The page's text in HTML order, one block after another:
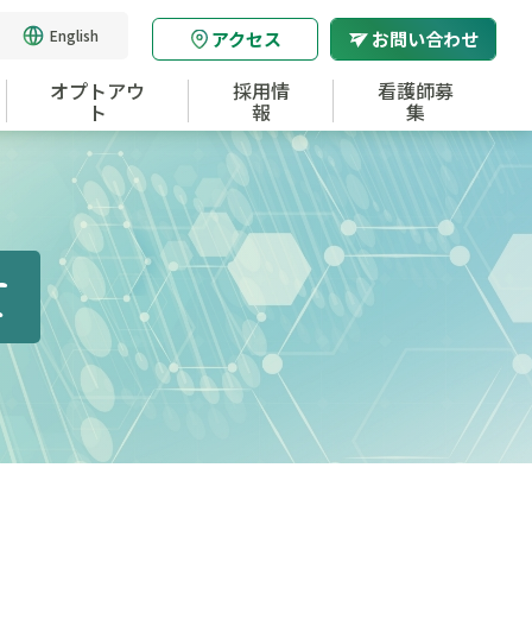
English アクセス お問い合わせ
オプトアウ
ト
採用情
報
看護師募
集